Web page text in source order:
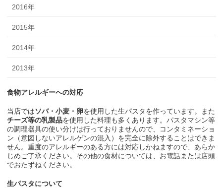
2016年
2015年
2014年
2013年
食物アレルギーへの対応
当店ではソバ・小麦・卵を使用した生パスタを作っています。また
チーズ等の乳製品を使用した料理も多くあります。パスタマシン等
の調理器具の使い分けは行っておりませんので、コンタミネーショ
ン（意図しないアレルゲンの混入）を完全に除外することはできま
せん。重度のアレルギーのある方には対応しかねますので、あらか
じめご了承ください。その他の食材については、お電話または店頭
でおたずねください。
生パスタについて